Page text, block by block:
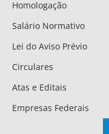
Homologação
Salário Normativo
Lei do Aviso Prévio
Circulares
Atas e Editais
Empresas Federais